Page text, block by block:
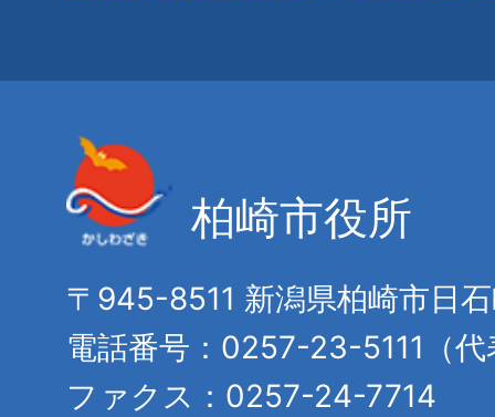
柏崎市役所
〒945-8511 新潟県柏崎市日
電話番号：0257-23-5111（代
ファクス：0257-24-7714